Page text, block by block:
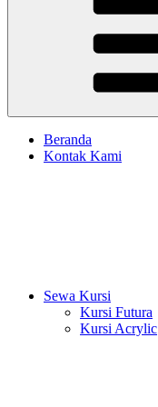
Beranda
Kontak Kami
Sewa Kursi
Kursi Futura
Kursi Acrylic